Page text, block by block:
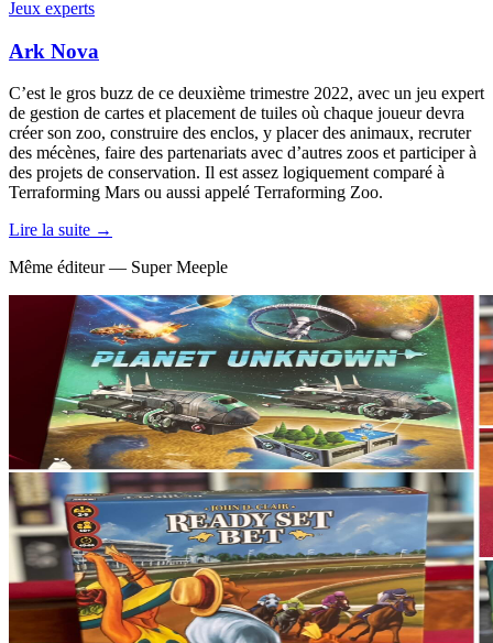
Jeux experts
Ark Nova
C’est le gros buzz de ce deuxième trimestre 2022, avec un jeu expert
de gestion de cartes et placement de tuiles où chaque joueur devra
créer son zoo, construire des enclos, y placer des animaux, recruter
des mécènes, faire des partenariats avec d’autres zoos et participer à
des projets de conservation. Il est assez logiquement comparé à
Terraforming Mars ou aussi appelé Terraforming Zoo.
Lire la suite →
Même éditeur — Super Meeple